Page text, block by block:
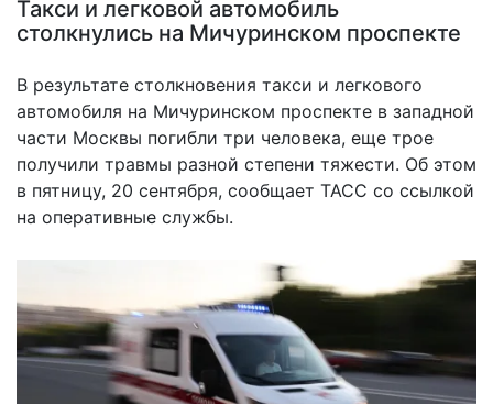
Такси и легковой автомобиль
столкнулись на Мичуринском проспекте
В результате столкновения такси и легкового
автомобиля на Мичуринском проспекте в западной
части Москвы погибли три человека, еще трое
получили травмы разной степени тяжести. Об этом
в пятницу, 20 сентября, сообщает ТАСС со ссылкой
на оперативные службы.